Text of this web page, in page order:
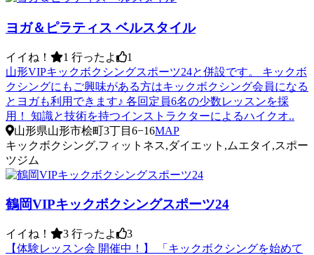
ヨガ＆ピラティス ベルスタイル
イイね！ 1 行ったよ
1
山形VIPキックボクシングスポーツ24と併設です。 キックボ
クシングにもご興味がある方はキックボクシング会員になる
とヨガも利用できます♪ 各回定員6名の少数レッスンを採
用！ 知識と技術を持つインストラクターによるハイクオ..
山形県山形市桧町3丁目6−16MAP
キックボクシング,フィットネス,ダイエット,ムエタイ,スポー
ツジム
鶴岡VIPキックボクシングスポーツ24
イイね！ 3 行ったよ
3
【体験レッスン会 開催中！】 「キックボクシングを始めて